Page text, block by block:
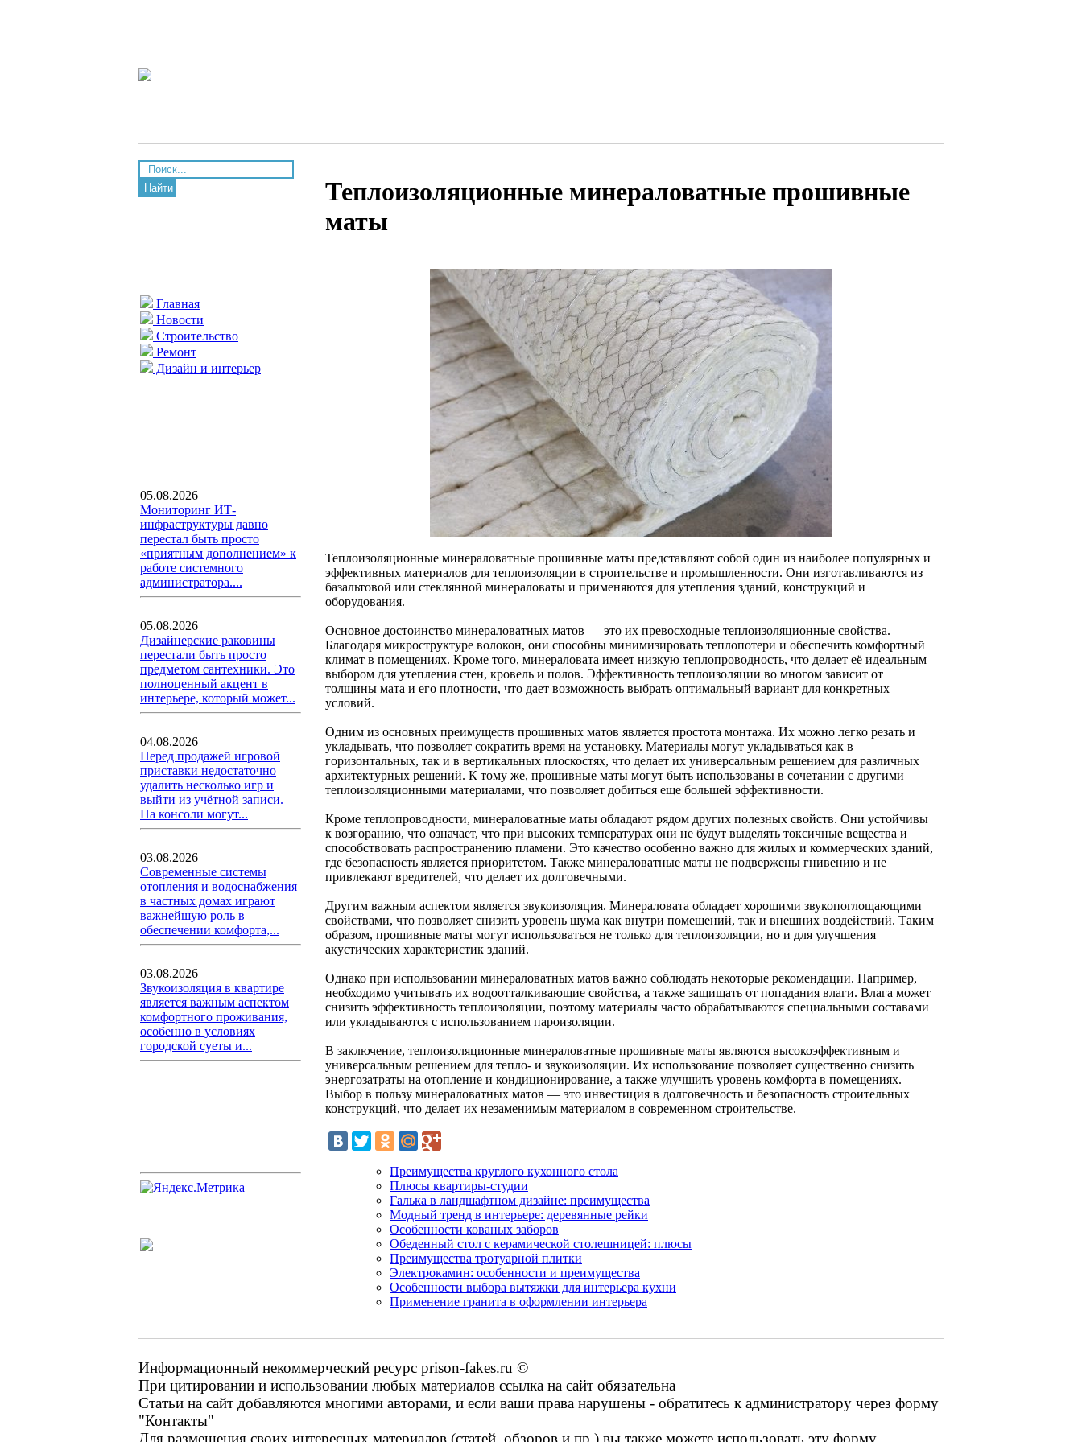
Найти
Главная
Новости
Строительство
Ремонт
Дизайн и интерьер
05.08.2026
Мониторинг ИТ-
инфраструктуры давно
перестал быть просто
«приятным дополнением» к
работе системного
администратора....
05.08.2026
Дизайнерские раковины
перестали быть просто
предметом сантехники. Это
полноценный акцент в
интерьере, который может...
04.08.2026
Перед продажей игровой
приставки недостаточно
удалить несколько игр и
выйти из учётной записи.
На консоли могут...
03.08.2026
Современные системы
отопления и водоснабжения
в частных домах играют
важнейшую роль в
обеспечении комфорта,...
03.08.2026
Звукоизоляция в квартире
является важным аспектом
комфортного проживания,
особенно в условиях
городской суеты и...
Теплоизоляционные минераловатные прошивные
маты
Теплоизоляционные минераловатные прошивные маты представляют собой один из наиболее популярных и
эффективных материалов для теплоизоляции в строительстве и промышленности. Они изготавливаются из
базальтовой или стеклянной минераловаты и применяются для утепления зданий, конструкций и
оборудования.
Основное достоинство минераловатных матов — это их превосходные теплоизоляционные свойства.
Благодаря микроструктуре волокон, они способны минимизировать теплопотери и обеспечить комфортный
климат в помещениях. Кроме того, минераловата имеет низкую теплопроводность, что делает её идеальным
выбором для утепления стен, кровель и полов. Эффективность теплоизоляции во многом зависит от
толщины мата и его плотности, что дает возможность выбрать оптимальный вариант для конкретных
условий.
Одним из основных преимуществ прошивных матов является простота монтажа. Их можно легко резать и
укладывать, что позволяет сократить время на установку. Материалы могут укладываться как в
горизонтальных, так и в вертикальных плоскостях, что делает их универсальным решением для различных
архитектурных решений. К тому же, прошивные маты могут быть использованы в сочетании с другими
теплоизоляционными материалами, что позволяет добиться еще большей эффективности.
Кроме теплопроводности, минераловатные маты обладают рядом других полезных свойств. Они устойчивы
к возгоранию, что означает, что при высоких температурах они не будут выделять токсичные вещества и
способствовать распространению пламени. Это качество особенно важно для жилых и коммерческих зданий,
где безопасность является приоритетом. Также минераловатные маты не подвержены гнивению и не
привлекают вредителей, что делает их долговечными.
Другим важным аспектом является звукоизоляция. Минераловата обладает хорошими звукопоглощающими
свойствами, что позволяет снизить уровень шума как внутри помещений, так и внешних воздействий. Таким
образом, прошивные маты могут использоваться не только для теплоизоляции, но и для улучшения
акустических характеристик зданий.
Однако при использовании минераловатных матов важно соблюдать некоторые рекомендации. Например,
необходимо учитывать их водоотталкивающие свойства, а также защищать от попадания влаги. Влага может
снизить эффективность теплоизоляции, поэтому материалы часто обрабатываются специальными составами
или укладываются с использованием пароизоляции.
В заключение, теплоизоляционные минераловатные прошивные маты являются высокоэффективным и
универсальным решением для тепло- и звукоизоляции. Их использование позволяет существенно снизить
энергозатраты на отопление и кондиционирование, а также улучшить уровень комфорта в помещениях.
Выбор в пользу минераловатных матов — это инвестиция в долговечность и безопасность строительных
конструкций, что делает их незаменимым материалом в современном строительстве.
Преимущества круглого кухонного стола
Плюсы квартиры-студии
Галька в ландшафтном дизайне: преимущества
Модный тренд в интерьере: деревянные рейки
Особенности кованых заборов
Обеденный стол с керамической столешницей: плюсы
Преимущества тротуарной плитки
Электрокамин: особенности и преимущества
Особенности выбора вытяжки для интерьера кухни
Применение гранита в оформлении интерьера
Информационный некоммерческий ресурс prison-fakes.ru ©
При цитировании и использовании любых материалов ссылка на сайт обязательна
Статьи на сайт добавляются многими авторами, и если ваши права нарушены - обратитесь к администратору через форму
"Контакты"
Для размещения своих интересных материалов (статей, обзоров и пр.) вы также можете использовать эту форму